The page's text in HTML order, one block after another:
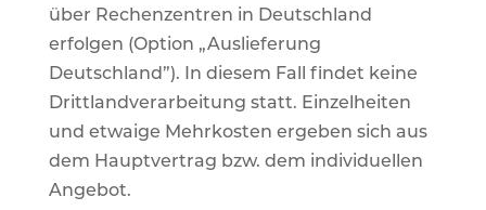
über Rechenzentren in Deutschland
erfolgen (Option „Auslieferung
Deutschland”). In diesem Fall findet keine
Drittlandverarbeitung statt. Einzelheiten
und etwaige Mehrkosten ergeben sich aus
dem Hauptvertrag bzw. dem individuellen
Angebot.